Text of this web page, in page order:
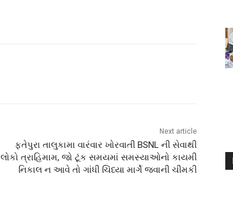
Next article
ફતેપુરા તાલુકામા વારંવાર ખોરવાતી BSNL ની સેવાથી
લોકો ત્રાહિમામ, જો ટૂંક સમયમાં સમસ્યાઓનો કાયમી
નિકાલ ન આવે તો ગાંધી ચિંધ્યા માર્ગે જવાની ચીમકી